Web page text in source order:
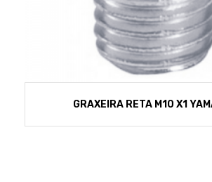
GRAXEIRA RETA M10 X1